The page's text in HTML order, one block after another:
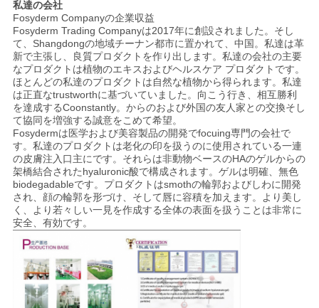
私達の会社
Fosyderm Companyの企業収益
Fosyderm Trading Companyは2017年に創設されました。そし
て、Shangdongの地域チーナン都市に置かれて、中国。私達は革
新で主張し、良質プロダクトを作り出します。私達の会社の主要
なプロダクトは植物のエキスおよびヘルスケア プロダクトです。
ほとんどの私達のプロダクトは自然な植物から得られます。私達
は正直なtrustworthに基づいていました。向こう行き、相互勝利
を達成するCoonstantly。からのおよび外国の友人家との交換そし
て協同を増強する誠意をこめて希望。
Fosydermは医学および美容製品の開発でfocuing専門の会社で
す。私達のプロダクトは老化の印を扱うのに使用されている一連
の皮膚注入口主にです。それらは非動物ベースのHAのゲルからの
架橋結合されたhyaluronic酸で構成されます。ゲルは明確、無色
biodegadableです。プロダクトはsmothの輪郭およびしわに開発
され、顔の輪郭を形づけ、そして唇に容積を加えます。より美し
く、より若々しい一見を作成する全体の表面を扱うことは非常に
安全、有効です。